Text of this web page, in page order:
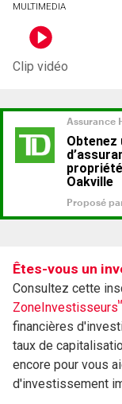
MULTIMEDIA
Clip vidéo
Êtes-vous un
Consultez cette
ZoneInvestisseurs
financières
taux de
encore pour vous
d'investissement